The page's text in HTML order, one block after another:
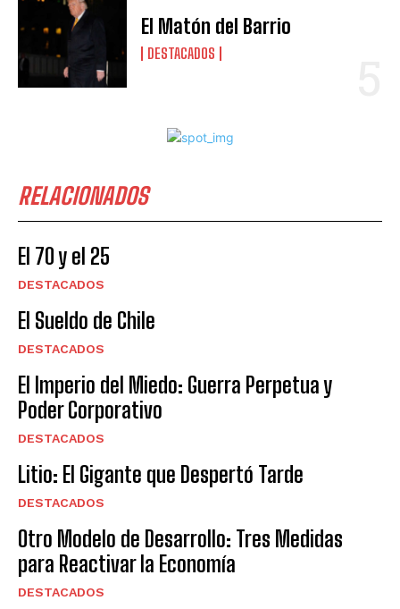
El Matón del Barrio
DESTACADOS
RELACIONADOS
El 70 y el 25
DESTACADOS
El Sueldo de Chile
DESTACADOS
El Imperio del Miedo: Guerra Perpetua y
Poder Corporativo
DESTACADOS
Litio: El Gigante que Despertó Tarde
DESTACADOS
Otro Modelo de Desarrollo: Tres Medidas
para Reactivar la Economía
DESTACADOS